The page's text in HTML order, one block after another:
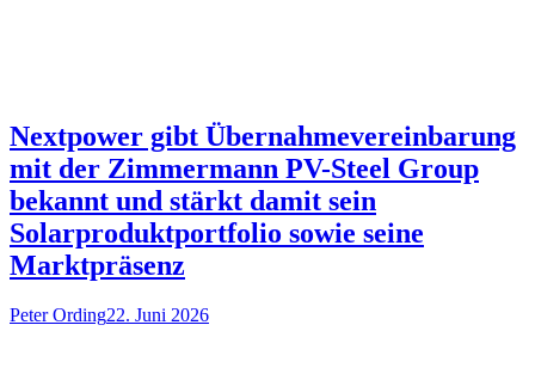
Nextpower gibt Übernahmevereinbarung
mit der Zimmermann PV-Steel Group
bekannt und stärkt damit sein
Solarproduktportfolio sowie seine
Marktpräsenz
Peter Ording22. Juni 2026